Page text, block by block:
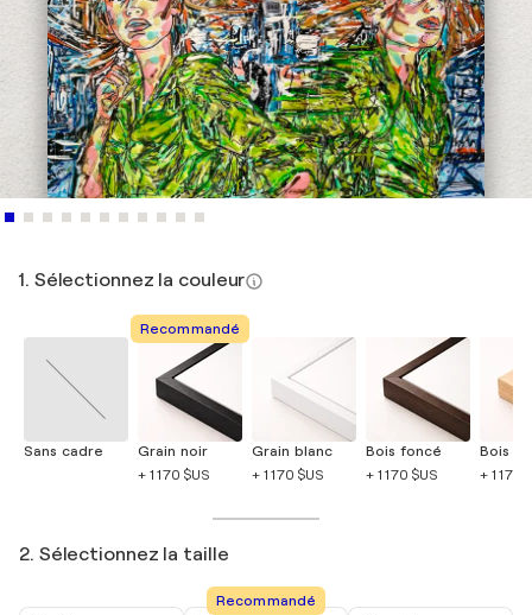
1. Sélectionnez la couleur
Sans cadre
Recommandé
Grain noir
+ 1 170 $US
Grain blanc
+ 1 170 $US
Bois foncé
+ 1 170 $US
Bois
+ 1 170
2. Sélectionnez la taille
Recommandé